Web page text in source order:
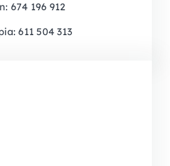
674 196 912
611 504 313